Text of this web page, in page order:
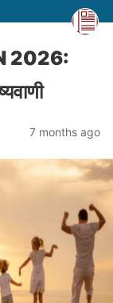
2026:
7 months ago